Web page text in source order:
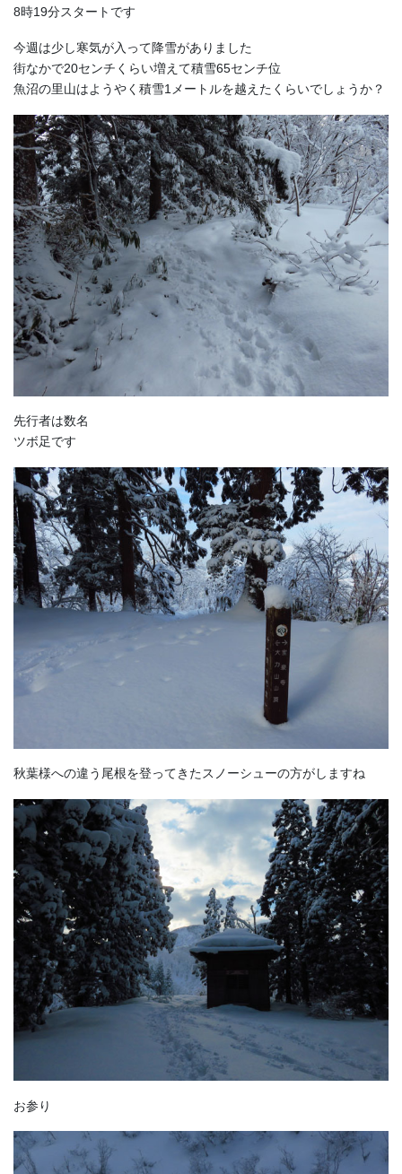
8時19分スタートです
今週は少し寒気が入って降雪がありました
街なかで20センチくらい増えて積雪65センチ位
魚沼の里山はようやく積雪1メートルを越えたくらいでしょうか？
先行者は数名
ツボ足です
秋葉様への違う尾根を登ってきたスノーシューの方がしますね
お参り